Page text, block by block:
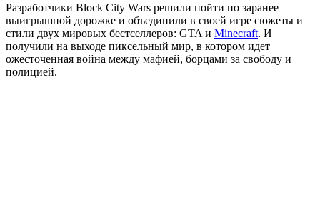
Разработчики Block City Wars решили пойти по заранее
выигрышной дорожке и объединили в своей игре сюжеты и
стили двух мировых бестселлеров: GTA и Minecraft. И
получили на выходе пиксельный мир, в котором идет
ожесточенная война между мафией, борцами за свободу и
полицией.